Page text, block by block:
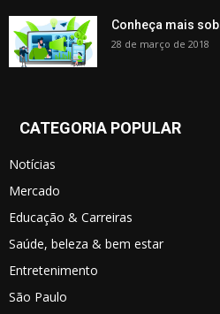
Conheça mais
28 de março de 2018
CATEGORIA POPULAR
Notícias
Mercado
Educação & Carreiras
Saúde, beleza & bem estar
Entretenimento
São Paulo